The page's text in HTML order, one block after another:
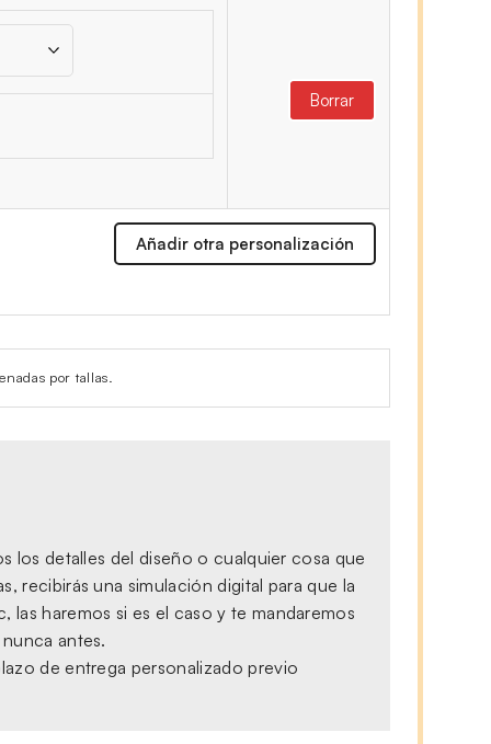
Borrar
Añadir otra personalización
por tallas.
los detalles del diseño o cualquier cosa que
recibirás una simulación digital para que la
haremos si es el caso y te mandaremos
antes.
de entrega personalizado previo